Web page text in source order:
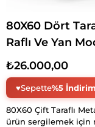
80X60 Dört
Raflı Ve Yan
₺26.000,00
♥Sepette%5 İndirim
80X60 Çift Taraflı
ürün sergilemek için